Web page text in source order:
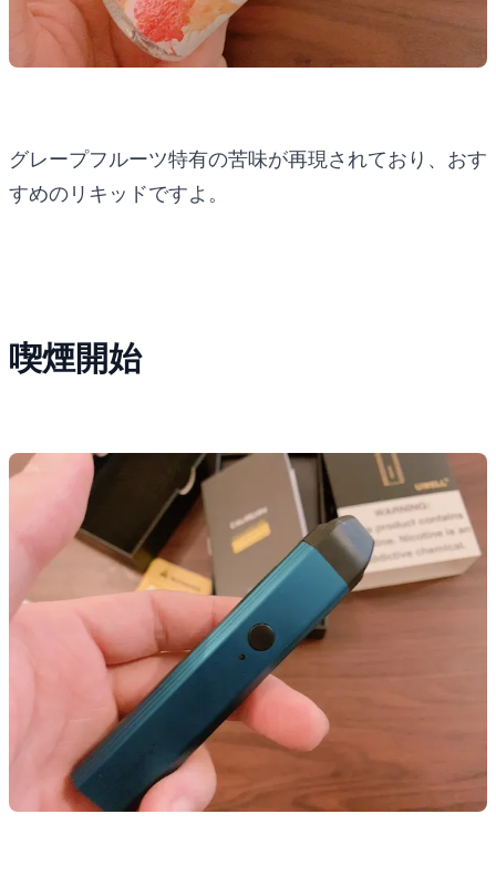
グレープフルーツ特有の苦味が再現されており、おす
すめのリキッドですよ。
喫煙開始